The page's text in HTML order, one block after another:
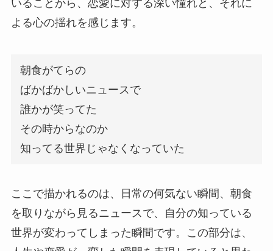
いることから、恋愛に対する深い憧れと、それに
よる心の揺れを感じます。
朝食がてらの
ばかばかしいニュースで
誰かが笑ってた
その時からなのか
知ってる世界じゃなくなっていた
ここで描かれるのは、日常の何気ない瞬間、朝食
を取りながら見るニュースで、自分の知っている
世界が変わってしまった瞬間です。この部分は、